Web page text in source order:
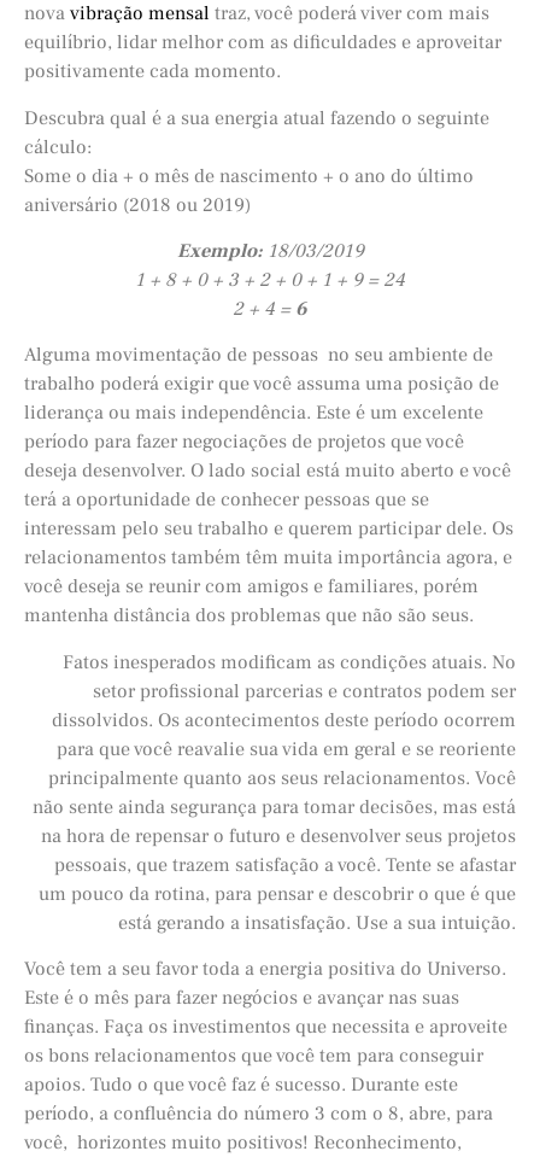
nova vibração mensal traz, você poderá viver com mais
equilíbrio, lidar melhor com as dificuldades e aproveitar
positivamente cada momento.
Descubra qual é a sua energia atual fazendo o seguinte
cálculo:
Some o dia + o mês de nascimento + o ano do último
aniversário (2018 ou 2019)
Exemplo:18/03/2019
1 + 8 + 0 + 3 + 2 + 0 + 1 + 9 = 24
2 + 4 = 6
Alguma movimentação de pessoas no seu ambiente de
trabalho poderá exigir que você assuma uma posição de
liderança ou mais independência. Este é um excelente
período para fazer negociações de projetos que você
deseja desenvolver. O lado social está muito aberto e você
terá a oportunidade de conhecer pessoas que se
interessam pelo seu trabalho e querem participar dele. Os
relacionamentos também têm muita importância agora, e
você deseja se reunir com amigos e familiares, porém
mantenha distância dos problemas que não são seus.
Fatos inesperados modificam as condições atuais. No
setor profissional parcerias e contratos podem ser
dissolvidos. Os acontecimentos deste período ocorrem
para que você reavalie sua vida em geral e se reoriente
principalmente quanto aos seus relacionamentos. Você
não sente ainda segurança para tomar decisões, mas está
na hora de repensar o futuro e desenvolver seus projetos
pessoais, que trazem satisfação a você. Tente se afastar
um pouco da rotina, para pensar e descobrir o que é que
está gerando a insatisfação. Use a sua intuição.
Você tem a seu favor toda a energia positiva do Universo.
Este é o mês para fazer negócios e avançar nas suas
finanças. Faça os investimentos que necessita e aproveite
os bons relacionamentos que você tem para conseguir
apoios. Tudo o que você faz é sucesso. Durante este
período, a confluência do número 3 com o 8, abre, para
você, horizontes muito positivos! Reconhecimento,